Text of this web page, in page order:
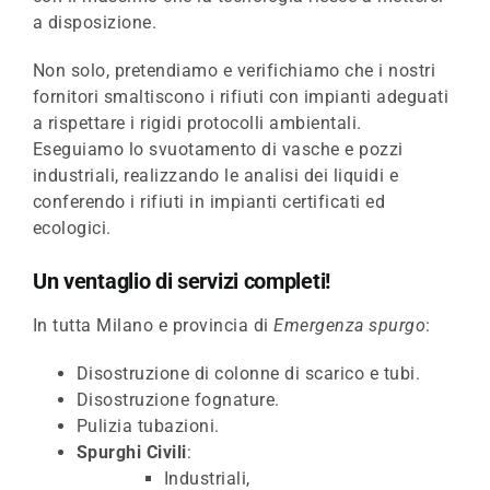
a disposizione.
Non solo, pretendiamo e verifichiamo che i nostri
fornitori smaltiscono i rifiuti con impianti adeguati
a rispettare i rigidi protocolli ambientali.
Eseguiamo lo svuotamento di vasche e pozzi
industriali, realizzando le analisi dei liquidi e
conferendo i rifiuti in impianti certificati ed
ecologici.
Un ventaglio di servizi completi!
In tutta Milano e provincia diEmergenza spurgo:
Disostruzione di colonne di scarico e tubi.
Disostruzione fognature.
Pulizia tubazioni.
Spurghi Civili:
Industriali,